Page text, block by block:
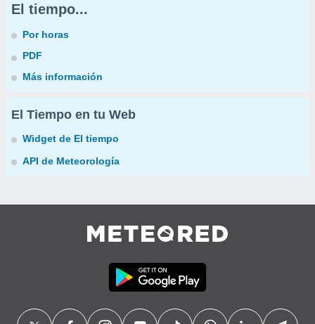
El tiempo...
Por horas
PDF
Más información
El Tiempo en tu Web
Widget de El tiempo
API de Meteorología